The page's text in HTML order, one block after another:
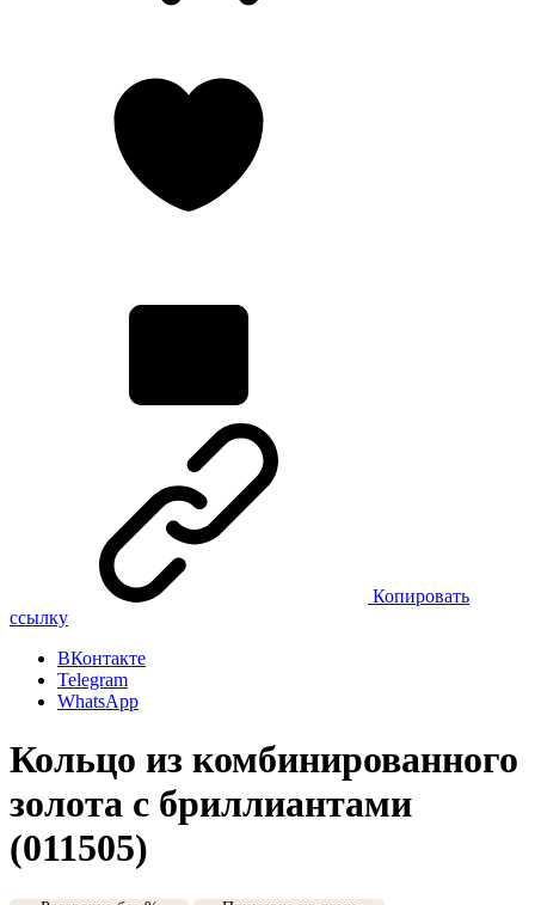
Копировать
ссылку
ВКонтакте
Telegram
WhatsApp
Кольцо из комбинированного
золота с бриллиантами
(011505)